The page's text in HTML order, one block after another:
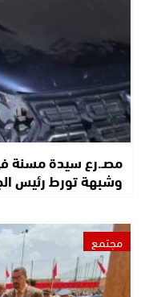
مصـ.رع سيدة مسنة
وشبهة تورط رئيس
مجتمع